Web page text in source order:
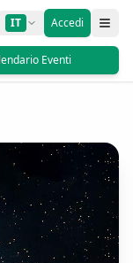
IT Accedi
Eventi